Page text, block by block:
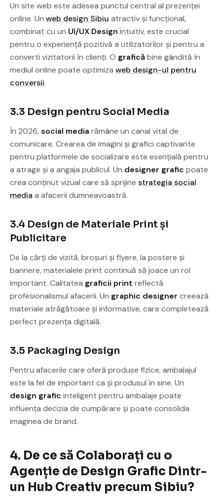
Un site web este adesea punctul central al prezenței
online. Un web design Sibiu atractiv și funcțional,
combinat cu un UI/UX Design intuitiv, este crucial
pentru o experiență pozitivă a utilizatorilor și pentru a
converti vizitatorii în clienți. O graficăbine gândită în
mediul online poate optimiza web design-ul pentru
conversii.
3.3 Design pentru Social Media
În 2026,social media rămâne un canal vital de
comunicare. Crearea de imagini și grafici captivante
pentru platformele de socializare este esențială pentru
a atrage și a angaja publicul. Un designer grafic poate
crea conținut vizual care să sprijine strategia social
media a afacerii dumneavoastră.
3.4 Design de Materiale Print și
Publicitare
De la cărți de vizită, broșuri și flyere, la postere și
bannere, materialele print continuă să joace un rol
important. Calitatea graficii print reflectă
profesionalismul afacerii. Un graphic designer creează
materiale atrăgătoare și informative, care completează
perfect prezența digitală.
3.5 Packaging Design
Pentru afacerile care oferă produse fizice, ambalajul
este la fel de important ca și produsul în sine. Un
design grafic inteligent pentru ambalaje poate
influența decizia de cumpărare și poate consolida
imaginea de brand.
4. De ce să Colaborați cu o
Agenție de Design Grafic Dintr-
un Hub Creativ precum Sibiu?